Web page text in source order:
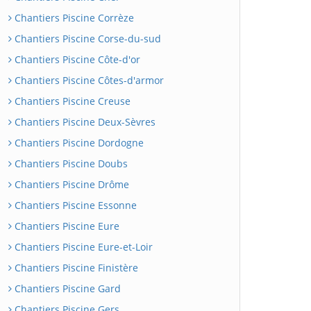
Chantiers Piscine Corrèze
Chantiers Piscine Corse-du-sud
Chantiers Piscine Côte-d'or
Chantiers Piscine Côtes-d'armor
Chantiers Piscine Creuse
Chantiers Piscine Deux-Sèvres
Chantiers Piscine Dordogne
Chantiers Piscine Doubs
Chantiers Piscine Drôme
Chantiers Piscine Essonne
Chantiers Piscine Eure
Chantiers Piscine Eure-et-Loir
Chantiers Piscine Finistère
Chantiers Piscine Gard